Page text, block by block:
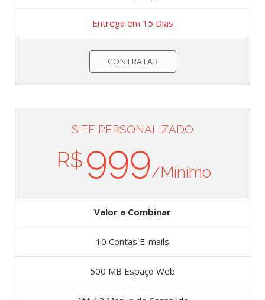
Entrega em 15 Dias
CONTRATAR
SITE PERSONALIZADO
R$999/Mínimo
Valor a Combinar
10 Contas E-mails
500 MB Espaço Web